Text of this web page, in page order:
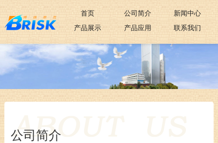
首页 公司简介
新闻中心
产品展示
产品应用 联系我们
公司简介